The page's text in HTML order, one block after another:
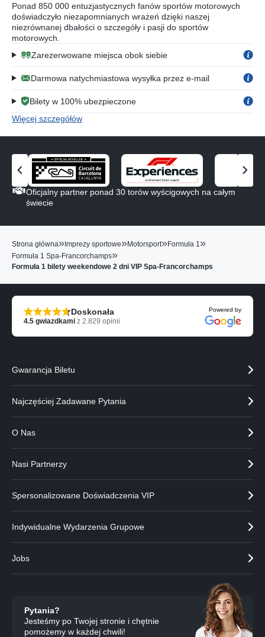
Ponad 850 000 entuzjastycznych fanów sportów motorowych
doświadczyło niezapomnianych wrażeń dzięki naszej
niezrównanej dbałości o szczegóły i pasji do sportów
motorowych.
Zarezerwowane miejsca obok siebie
Darmowa natychmiastowa wysyłka przez e-mail
Bilety w 100% ubezpieczone
Więcej szczegółów
Z
o
p
o
p
r
z
p
a
n
e
Z
o
t
ę
p
a
r
a
Oficjalny partner ponad 30 torów wyścigowych na całym
świecie
Strona główna»Imprezy sportowe»Motorsport»Formuła 1 »
Formuła 1 Spa-Francorchamps»
Formuła 1 bilety weekendowe 2 dni VIP Spa-Francorchamps
Doskonała
4.5 gwiazdkami z 2.829 opinii
Powered by
Gwarancja Biletu
Najczęściej Zadawane Pytania
O Nas
Nasi Partnerzy
Spersonalizowane Doświadczenia VIP
Indywidualne Wydarzenia Grupowe
Jobs
Pytania?
Jesteśmy po Twojej stronie i chętnie
pomożemy w każdej chwili!